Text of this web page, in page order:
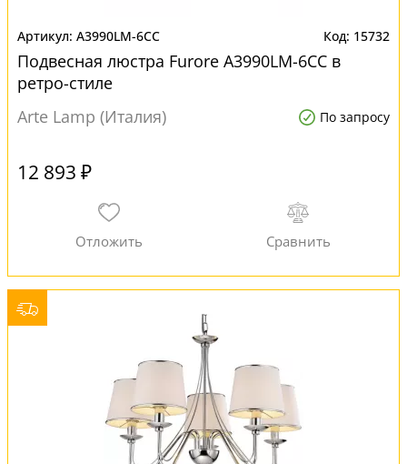
A3990LM-6CC 15732
Подвесная люстра Furore A3990LM-6CC в
ретро-стиле
Arte Lamp (Италия)
По запросу
12 893 ₽